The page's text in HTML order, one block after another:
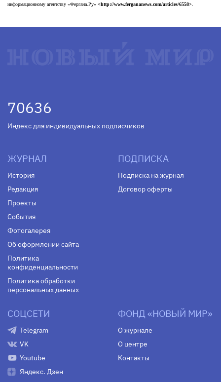
информационному агентству «Фергана.Ру» <http://www.fergananews.com/articles/6558>
70636
Индекс для индивидуальных подписчиков
ЖУРНАЛ
История
Редакция
Проекты
События
Фотогалерея
Об оформлении сайта
Политика
конфиденциальности
Политика обработки
персональных данных
ПОДПИСКА
Подписка на журнал
Договор оферты
СОЦСЕТИ
Telegram
VK
Youtube
Яндекс. Дзен
ФОНД «НОВЫЙ МИР»
О журнале
О центре
Контакты